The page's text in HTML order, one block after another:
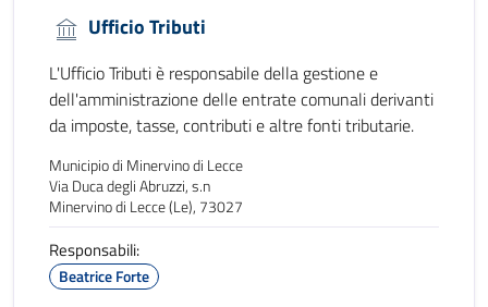
Ufficio Tributi
L'Ufficio Tributi è responsabile della gestione e
dell'amministrazione delle entrate comunali derivanti
da imposte, tasse, contributi e altre fonti tributarie.
Municipio di Minervino di Lecce
Via Duca degli Abruzzi, s.n
Minervino di Lecce (Le), 73027
Responsabili:
Beatrice Forte